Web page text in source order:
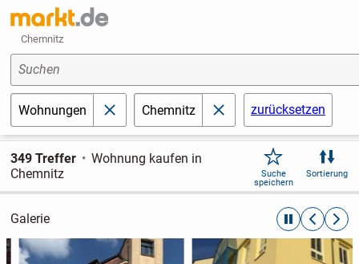
Chemnitz
Suchen
Wohnungen schließenChemnitz schließenzurücksetzen
349 Treffer
Wohnung kaufen in
Chemnitz
Suche
speichern
Sortierung
Galerie automatische